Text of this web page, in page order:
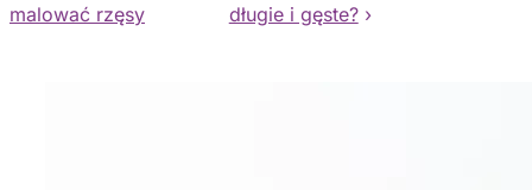
malować rzęsy
długie i gęste?›